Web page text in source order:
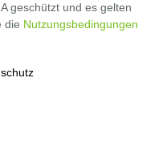
geschützt und es gelten
die Nutzungsbedingungen